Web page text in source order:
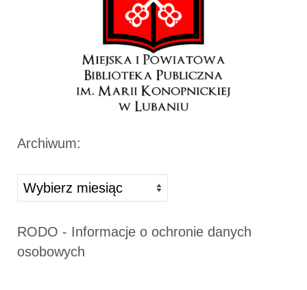
Archiwum:
Archiwa
RODO - Informacje o ochronie danych
osobowych